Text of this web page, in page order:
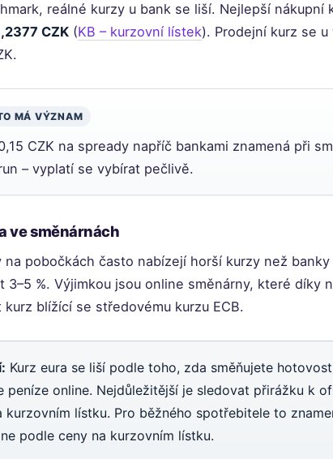
reálné kurzy u bank se liší. Nejlepší nákupní
CZK (KB – kurzovní lístek). Prodejní kurz se
MÁ VÝZNAM
CZK na spready napříč bankami znamená při
– vyplatí se vybírat pečlivě.
ve směnárnách
na pobočkách často nabízejí horší kurzy než
3–5 %. Výjimkou jsou online směnárny, které díky
kurz blížící se středovému kurzu ECB.
Kurz eura se liší podle toho, zda směňujete
peníze online. Nejdůležitější je sledovat přirážku k
kurzovním lístku. Pro běžného spotřebitele to
podle ceny na kurzovním lístku.